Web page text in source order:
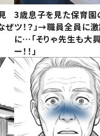
ぜ
3歳息子を見た保育園
ツ！？」→職員全員に
に…「そりゃ先生も大
ー！！」